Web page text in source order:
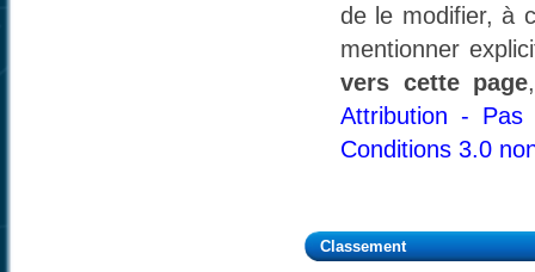
de le modifier, à
mentionner
vers cette page
Attribution - Pas
Conditions 3.0
Classement